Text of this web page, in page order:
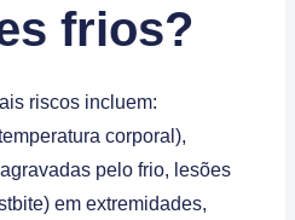
frios?
riscos incluem:
corporal),
pelo frio, lesões
em extremidades,